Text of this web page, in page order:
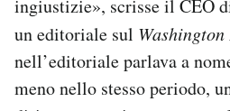
ingiustizie», scrisse il CEO
un editoriale sul Washington
nell’editoriale parlava a
meno nello stesso periodo,